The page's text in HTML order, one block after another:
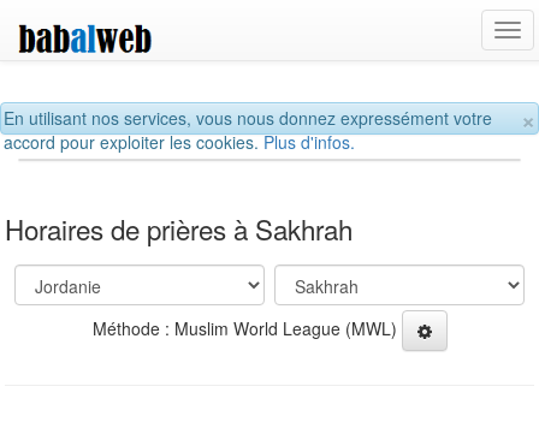
×
En utilisant nos services, vous nous donnez expressément votre
accord pour exploiter les cookies.Plus d'infos.
Horaires de prières à Sakhrah
Méthode : Muslim World League (MWL)